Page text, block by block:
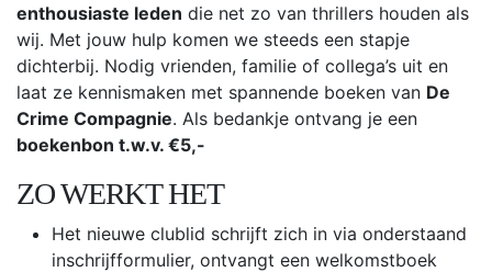
enthousiaste leden die net zo van thrillers houden als
wij. Met jouw hulp komen we steeds een stapje
dichterbij. Nodig vrienden, familie of collega’s uit en
laat ze kennismaken met spannende boeken van De
Crime Compagnie. Als bedankje ontvang je een
boekenbon t.w.v. €5,-
ZO WERKT HET
Het nieuwe clublid schrijft zich in via onderstaand
inschrijfformulier, ontvangt een welkomstboek